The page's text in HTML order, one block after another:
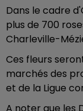
Dans le cadre
plus de 700
Charleville-
Ces fleurs
marchés des
et de la Ligue
A noter que les